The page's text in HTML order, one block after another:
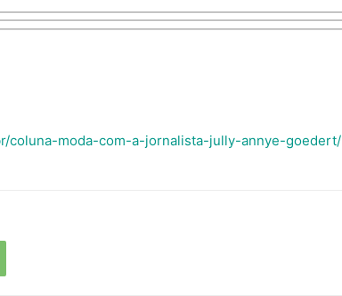
coluna-moda-com-a-jornalista-jully-annye-goedert/